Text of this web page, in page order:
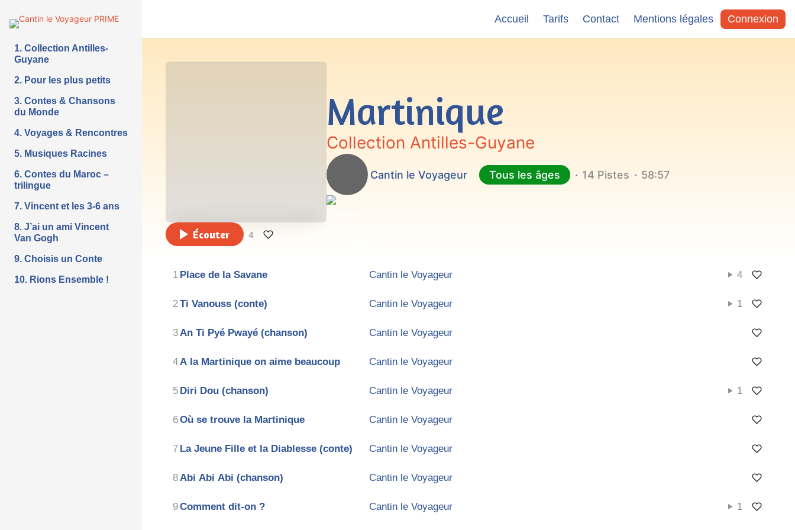
Accueil Tarifs Contact Mentions légales Connexion
1. Collection Antilles-
Guyane
2. Pour les plus petits
3. Contes & Chansons
du Monde
4. Voyages & Rencontres
5. Musiques Racines
6. Contes du Maroc –
trilingue
7. Vincent et les 3-6 ans
8. J’ai un ami Vincent
Van Gogh
9. Choisis un Conte
10. Rions Ensemble !
Martinique
Collection Antilles-Guyane
Cantin le Voyageur Tous les âges 14 Pistes 58:57
Écouter 4
Place de la Savane Cantin le Voyageur 4
Ti Vanouss (conte) Cantin le Voyageur 1
An Ti Pyé Pwayé (chanson) Cantin le Voyageur
A la Martinique on aime beaucoup Cantin le Voyageur
Diri Dou (chanson) Cantin le Voyageur 1
Où se trouve la Martinique Cantin le Voyageur
La Jeune Fille et la Diablesse (conte) Cantin le Voyageur
Abi Abi Abi (chanson) Cantin le Voyageur
Comment dit-on ? Cantin le Voyageur 1